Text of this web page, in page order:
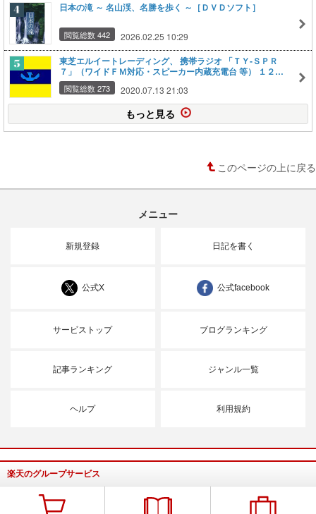
日本の滝 ～ 名山渓、名勝を歩く ～［ＤＶＤソフト］
閲覧総数 442 2026.02.25 10:29
東芝エルイートレーディング、 携帯ラジオ 「ＴＹ‐ＳＰＲ
７」（ワイドＦＭ対応・スピーカー内蔵充電台 等） １２月
上旬に発売 ［2015年11月16日報道］
閲覧総数 273 2020.07.13 21:03
もっと見る
このページの上に戻る
メニュー
新規登録 日記を書く
公式X 公式facebook
サービストップ ブログランキング
記事ランキング ジャンル一覧
ヘルプ 利用規約
楽天のグループサービス